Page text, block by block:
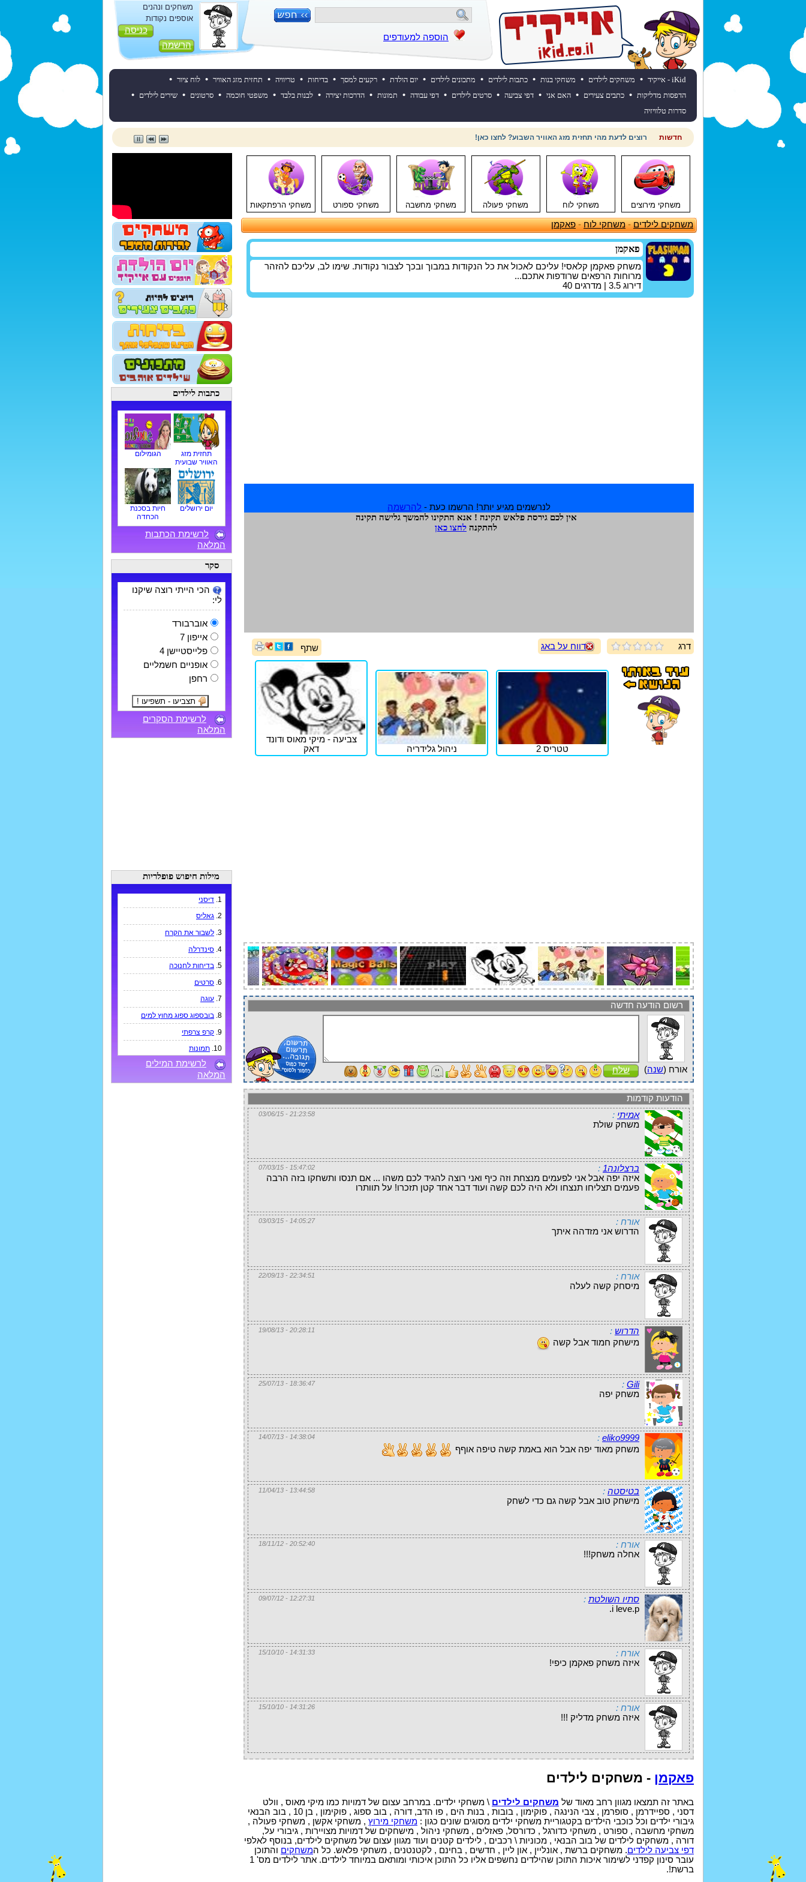
הוספה למעודפים
משחקים ונהנים
אוספים נקודות
כניסה
הרשמה
iKid - אייקיד • משחקים לילדים • משחקי בנות • כתבות לילדים • מתכונים לילדים • יום הולדת • רקעים למסך • בדיחות • טריוויה • תחזית מזג האוויר • לוח ציור •
הדפסות מדליקות • כתבים צעירים • האם אני • דפי צביעה • סרטים לילדים • דפי עבודה • תמונות • הדרכות יצירה • לבנות בלבד • משפטי חוכמה • סרטונים • שירים לילדים •
סדרות טלוויזיה
חדשות חוגגים יום הולדת? כנסו לאתר יום ההולדת של אייקיד! למעבר לאתר לחצו כאן
משחקי מירוצים משחקי לוח משחקי פעולה משחקי מחשבה משחקי ספורט משחקי הרפתקאות
משחקים לילדים-משחקי לוח-פאקמן
פאקמן
משחק פאקמן קלאסי! עליכם לאכול את כל הנקודות במבוך ובכך לצבור נקודות. שימו לב, עליכם להזהר
מרוחות הרפאים שרודפות אתכם...
דירוג 3.5 | מדרגים 40
לנרשמים מגיע יותר! הרשמו כעת - להרשמה
אין לכם גירסת פלאש תקינה ! אנא התקינו להמשך גלישה תקינה
להתקנה לחצו כאן
דרג דווח על באג שתף
טטריס 2 ניהול גלידריה
צביעה - מיקי מאוס ודונד
דאק
רשום הודעה חדשה
אורח (שנה) שלח
הודעות קודמות
אמיתי :
21:23:58 - 03/06/15
משחק שולת
ברצלונה1 :
15:47:02 - 07/03/15
איזה יפה אבל אני לפעמים מנצחת וזה כיף ואני רוצה להגיד לכם משהו ... אם תנסו ותשחקו בזה הרבה
פעמים תצליחו תנצחו ולא היה לכם קשה ועוד דבר אחד קטן תזכרו! על תוותרו
אורח : 14:05:27 - 03/03/15
הדרוש אני מזדהה איתך
אורח : 22:34:51 - 22/09/13
מיסחק קשה לעלה
הדרוש :
20:28:11 - 19/08/13
מישחק חמוד אבל קשה
Gili
:
18:36:47 - 25/07/13
משחק יפה
eliko9999
:
14:38:04 - 14/07/13
משחק מאוד יפה אבל הוא באמת קשה טיפה אוףף
בטיסטה :
13:44:58 - 11/04/13
מישחק טוב אבל קשה גם כדי לשחק
אורח : 20:52:40 - 18/11/12
אחלה משחק!!!
סתיו השולטת :
12:27:31 - 09/07/12
i leve.p.
אורח : 14:31:33 - 15/10/10
איזה משחק פאקמן כיפי!
אורח : 14:31:26 - 15/10/10
איזה משחק מדליק !!!
פאקמן - משחקים לילדים
באתר זה תמצאו מגוון רחב מאוד של משחקים לילדים \ משחקי ילדים. במרחב עצום של דמויות כמו מיקי מאוס , וולט
דסני , ספיידרמן , סופרמן , צבי הנינגה , פוקימון , בובות , בנות הים , פו הדב, דורה , בוב ספוג , פוקימון , בן 10 , בוב הבנאי
גיבורי ילדים וכל כוכבי הילדים בקטגוריית משחקי ילדים מסוגים שונים כגון : משחקי מירוץ , משחקי אקשן , משחקי פעולה ,
משחקי מחשבה , ספורט , משחקי כדורגל , כדורסל, פאזלים , משחקי ניהול , מישחקים של דמויות מצויירות , גיבורי על,
דורה , משחקים לילדים של בוב הבנאי , מכוניות \ רכבים , לילדים קטנים ועוד מגוון עצום של משחקים לילדים, בנוסף לאלפי
דפי צביעה לילדים. משחקים ברשת , אונליין , און ליין , חדשים , בחינם , לקטנטנים , משחקי פלאש. כל המשחקים והתוכן
עובר סינון קפדני לשימור איכות התוכן שהילדים נחשפים אליו כל התוכן איכותי ומותאם במיוחד לילדים. אתר לילדים מס' 1
ברשת!.
כתבות לילדים
תחזית מזג
האוויר שבועית
הגומילום
יום ירושלים
חיות בסכנת
הכחדה
לרשימת הכתבות
המלאה
סקר
הכי הייתי רוצה שיקנו
לי:
אוברבורד
אייפון 7
פלייסטיישן 4
אופניים חשמליים
רחפן
לרשימת הסקרים
המלאה
מילות חיפוש פופלריות
1. דיסני
2. גאליס
3. לשבור את הקרח
4. סינדרלה
5. בדיחות לחנוכה
6. סרטים
7. עוגה
8. בובספוג ספוג מחוץ למים
9. קרפ צרפתי
10. תמונות
לרשימת המילים
המלאה